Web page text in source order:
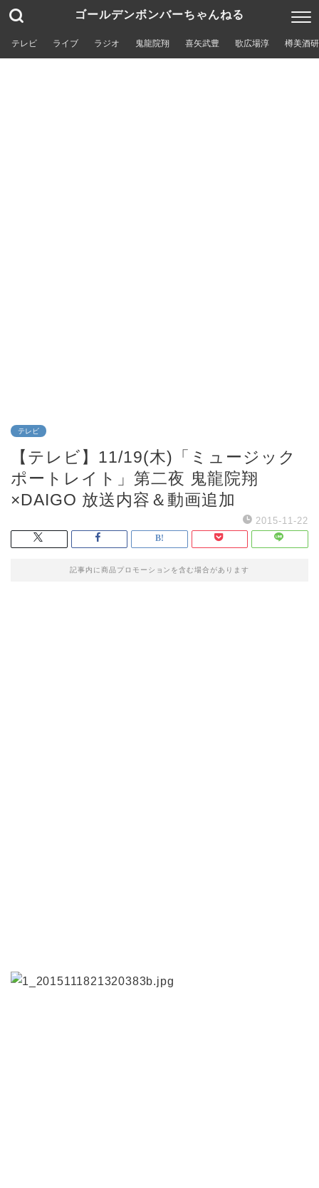
ゴールデンボンバーちゃんねる
テレビ ライブ ラジオ 鬼龍院翔 喜矢武豊 歌広場淳 樽美酒
テレビ
【テレビ】11/19(木)「ミュージック
ポートレイト」第二夜 鬼龍院翔
×DAIGO 放送内容＆動画追加
2015-11-22
記事内に商品プロモーションを含む場合があります